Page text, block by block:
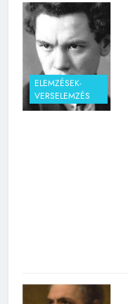
ELEMZÉSEK-
VERSELEMZÉS